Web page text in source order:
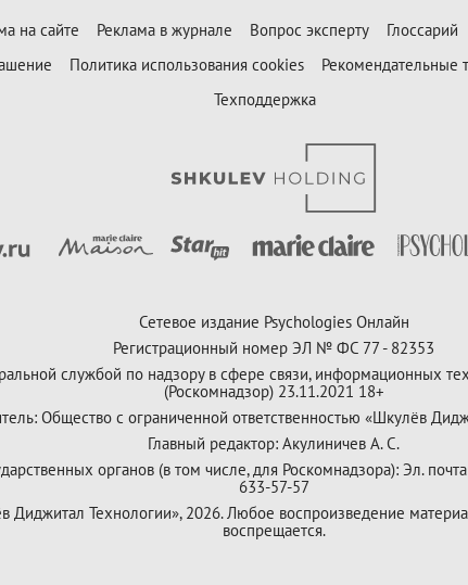
на сайте Реклама в журнале Вопрос эксперту Глоссарий
Политика использования cookies Рекомендательные
Техподдержка
Сетевое издание Psychologies Онлайн
Регистрационный номер ЭЛ № ФС 77 - 82353
службой по надзору в сфере связи, информационных
(Роскомнадзор) 23.11.2021 18+
Общество с ограниченной ответственностью «Шкулёв
Главный редактор: Акулиничев А. С.
органов (в том числе, для Роскомнадзора): Эл.
633-57-57
Технологии», 2026. Любое воспроизведение
воспрещается.